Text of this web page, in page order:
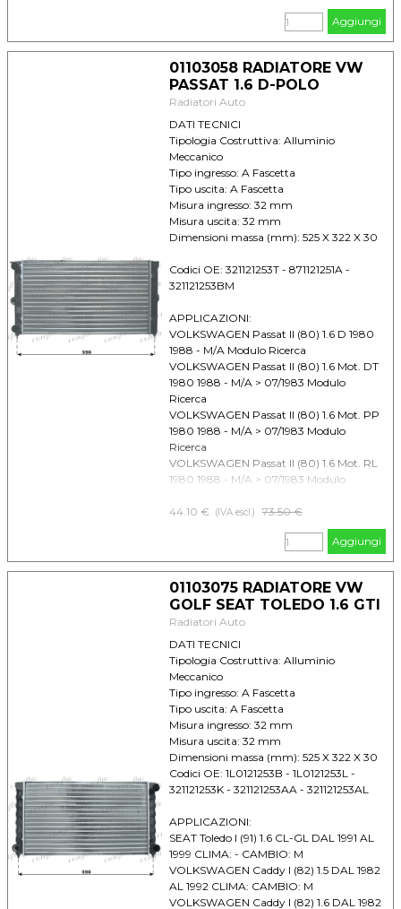
WV-YN dal 1980 al 1988 Clima: - Cambio:
VOLKSWAGEN Passat II (80) 1.6 Mot. YP
dal 1980 al 1988 Clima: - Cambio: M/A
VOLKSWAGEN Polo II (80) 1.1 C-CL-GL
dal 1981 al 1991 Clima: Cambio: M
VOLKSWAGEN Polo II (80) 1.3 C-CL-GL
dal 1981 al 1990 Clima: Cambio: M
VOLKSWAGEN Santana 1.6 Mot. DT dal
1981 al 07/1983 Clima: - Cambio: M
VOLKSWAGEN Santana 1.6 Mot. WV dal
1981 al 07/1983 Clima: - Cambio: M
VOLKSWAGEN Santana 1.6 Mot. YP dal
1981 al 07/1983 Clima: - Cambio: M
VOLKSWAGEN Santana 1.8 dal 1981 al
VOLKSWAGEN Scirocco I (74) 1.5 dal 1975
al 1978 Clima: Cambio: M
1980 al 02/1983 Clima: + Cambio: M
Aggiungi
01103058 RADIATORE VW
PASSAT 1.6 D-POLO
Radiatori Auto
DATI TECNICI
Tipologia Costruttiva: Alluminio
Meccanico
Tipo ingresso: A Fascetta
Tipo uscita: A Fascetta
Misura ingresso: 32 mm
Misura uscita: 32 mm
Dimensioni massa (mm): 525 X 322 X 30
Codici OE: 321121253T - 871121251A -
321121253BM
APPLICAZIONI:
VOLKSWAGEN Passat II (80) 1.6 D 1980
1988 - M/A Modulo Ricerca
VOLKSWAGEN Passat II (80) 1.6 Mot. DT
1980 1988 - M/A > 07/1983 Modulo
Ricerca
VOLKSWAGEN Passat II (80) 1.6 Mot. PP
1980 1988 - M/A > 07/1983 Modulo
Ricerca
VOLKSWAGEN Passat II (80) 1.6 Mot. RL
1980 1988 - M/A > 07/1983 Modulo
VOLKSWAGEN Passat II (80) 1.8 Mot. DS-
JN 1983 1988 - M/A Modulo Ricerca
VOLKSWAGEN Passat II (80) 1.8 Mot. DZ
1983 1988 - M/A Modulo Ricerca
VOLKSWAGEN Passat II (80) 1.8 Mot. RM
1983 1988 - M/A Modulo Ricerca
VOLKSWAGEN Polo II (80) 1.3 GT 1983
1990 M Modulo Ricerca
VOLKSWAGEN Santana 1.6 D 1981 1984 -
M > 07/1982 Modulo Ricerca
VOLKSWAGEN Santana 1.6 Mot. DT 1981
1984 - M 07/1983 > Modulo Ricerca
VOLKSWAGEN Santana 1.8 1981 1984 - M
07/1983 >
44.10 € (IVA escl.) Prezzo senza sconto
73.50 €
Aggiungi
01103075 RADIATORE VW
GOLF SEAT TOLEDO 1.6 GTI
Radiatori Auto
DATI TECNICI
Tipologia Costruttiva: Alluminio
Meccanico
Tipo ingresso: A Fascetta
Tipo uscita: A Fascetta
Misura ingresso: 32 mm
Misura uscita: 32 mm
Dimensioni massa (mm): 525 X 322 X 30
Codici OE: 1L0121253B - 1L0121253L -
321121253K - 321121253AA - 321121253AL
APPLICAZIONI:
SEAT Toledo I (91) 1.6 CL-GL DAL 1991 AL
1999 CLIMA: - CAMBIO: M
VOLKSWAGEN Caddy I (82) 1.5 DAL 1982
AL 1992 CLIMA: CAMBIO: M
VOLKSWAGEN Caddy I (82) 1.6 DAL 1982